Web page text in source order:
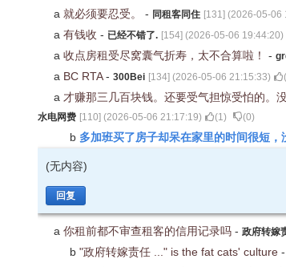
a 就必须要忍受。 - 同租客同住 [131] (2026-05-06
a 有钱收 - 已经不错了. [154] (2026-05-06 19:44:20)
a 收点房租受尽窝囊气折寿，太不合算啦！ -
a BC RTA- 300Bei [134] (2026-05-06 21:15:33) (
a 才赚那三几百块钱。还要受气担惊受怕的。
水电网费 [110] (2026-05-06 21:17:19) (1) (0)
b 多加班买了房子却呆在家里的时间很短，
(无内容)
回复
a 你租前都不审查租客的信用记录吗 - 政府转嫁
b "政府转嫁责任 ..." is the fat cats' culture -